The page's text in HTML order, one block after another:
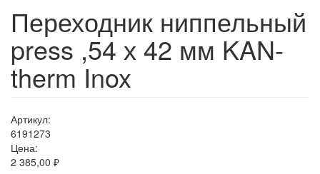
Переходник ниппельный
press ,54 х 42 мм KAN-
therm Inox
Артикул:
6191273
Цена:
2 385,00 ₽